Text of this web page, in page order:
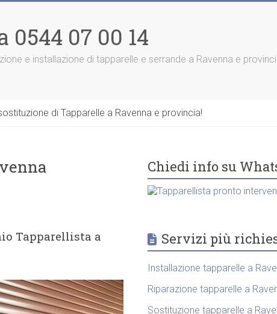
07 00 14
e installazione di tapparelle e serrande a Ravenna e
di Tapparelle a Ravenna e provincia!
Tapparellista a
Chiedi info su
Servizi più
Installazione tapparelle a
Riparazione tapparelle a
Sostituzione tapparelle a